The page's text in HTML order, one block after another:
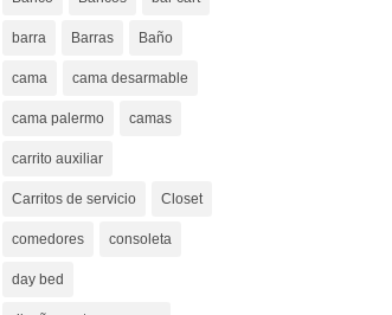
barra Barras Baño
cama cama desarmable
cama palermo camas
carrito auxiliar
Carritos de servicio Closet
comedores consoleta
day bed